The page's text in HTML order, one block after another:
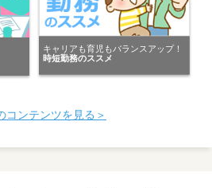
Talent事業本部
た。
キャリアも育児もバランスアップ！
時短勤務のススメ
コンテンツを見る＞